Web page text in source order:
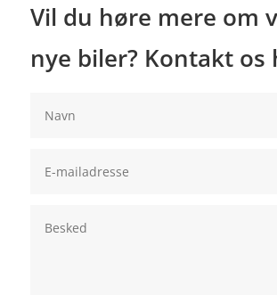
Vil du høre mere om
nye biler? Kontakt os